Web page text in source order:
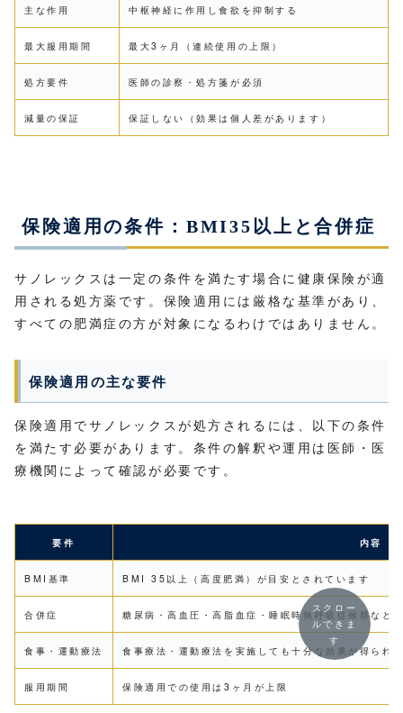
主な作用 中枢神経に作用し食欲を抑制する
最大服用期間 最大3ヶ月（連続使用の上限）
処方要件 医師の診察・処方箋が必須
減量の保証 保証しない（効果は個人差があります）
保険適用の条件：BMI35以上と合併症
サノレックスは一定の条件を満たす場合に健康保険が適
用される処方薬です。保険適用には厳格な基準があり、
すべての肥満症の方が対象になるわけではありません。
保険適用の主な要件
保険適用でサノレックスが処方されるには、以下の条件
を満たす必要があります。条件の解釈や運用は医師・医
療機関によって確認が必要です。
要件 内容
BMI基準 BMI 35以上（高度肥満）が目安とされています
合併症 糖尿病・高血圧・高脂血症・睡眠時無呼吸症候群など
食事・運動療法 食事療法・運動療法を実施しても十分な効果が得られ
服用期間 保険適用での使用は3ヶ月が上限
スクロー
ルできま
す